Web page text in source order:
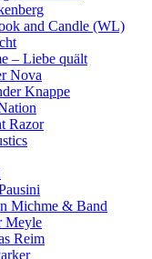
and Candle (WL)
– Liebe quält
Nova
Knappe
Razor
Michme & Band
Meyle
Reim